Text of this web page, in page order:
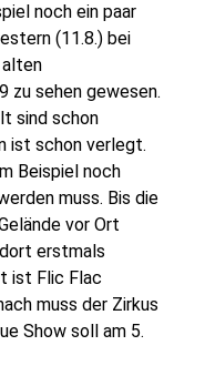
noch ein paar
(11.8.) bei
alten
zu sehen gewesen.
sind schon
ist schon verlegt.
Beispiel noch
muss. Bis die
vor Ort
erstmals
ist Flic Flac
muss der Zirkus
Show soll am 5.